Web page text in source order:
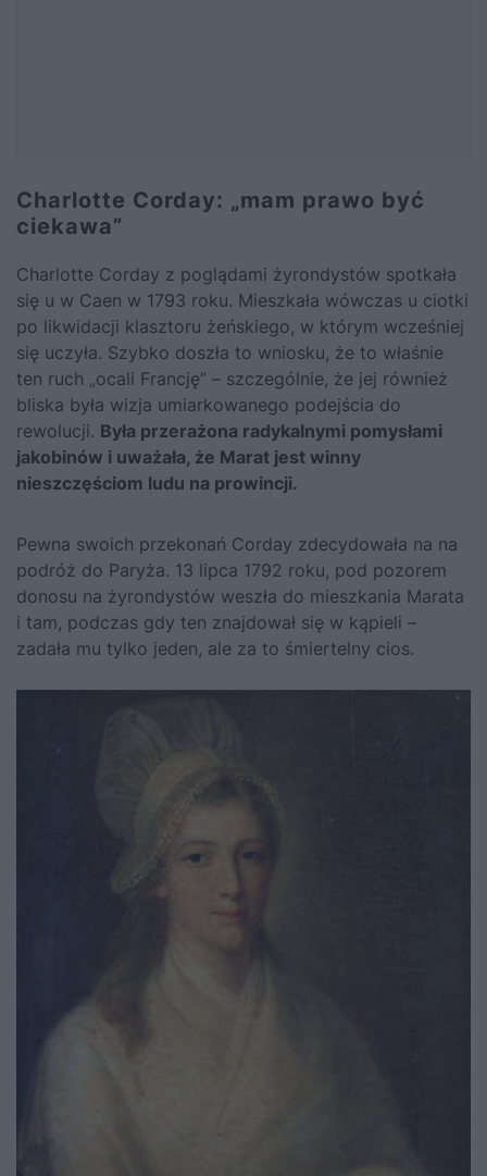
Charlotte Corday: „mam prawo być
ciekawa”
Charlotte Corday z poglądami żyrondystów spotkała
się u w Caen w 1793 roku. Mieszkała wówczas u ciotki
po likwidacji klasztoru żeńskiego, w którym wcześniej
się uczyła. Szybko doszła to wniosku, że to właśnie
ten ruch „ocali Francję” – szczególnie, że jej również
bliska była wizja umiarkowanego podejścia do
rewolucji. Była przerażona radykalnymi pomysłami
jakobinów i uważała, że Marat jest winny
nieszczęściom ludu na prowincji.
Pewna swoich przekonań Corday zdecydowała na na
podróż do Paryża. 13 lipca 1792 roku, pod pozorem
donosu na żyrondystów weszła do mieszkania Marata
i tam, podczas gdy ten znajdował się w kąpieli –
zadała mu tylko jeden, ale za to śmiertelny cios.